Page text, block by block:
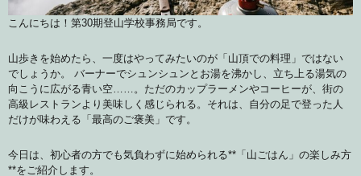
こんにちは！第30期登山学校事務局です。
山歩きを始めたら、一度はやってみたいのが「山頂での料理」ではない
でしょうか。 バーナーでシュンシュンとお湯を沸かし、立ち上る湯気の
向こうに広がる青い空……。ただのカップラーメンやコーヒーが、街の
高級レストランより美味しく感じられる。それは、自分の足で登った人
だけが味わえる「最高のご褒美」です。
今日は、初心者の方でも気負わずに始められる**「山ごはん」の楽しみ方
**をご紹介します。